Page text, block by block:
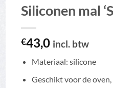
Siliconen mal
€43,0 incl. btw
Materiaal: silicone
Geschikt voor de